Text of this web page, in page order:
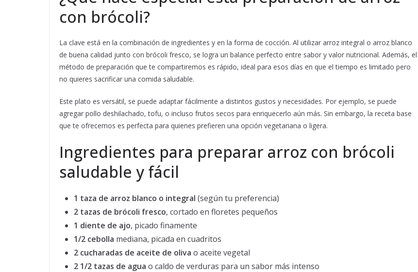
con brócoli?
La clave está en la combinación de ingredientes y en la forma de cocción. Al utilizar arroz integral o arroz blanco
de buena calidad junto con brócoli fresco, se logra un balance perfecto entre sabor y valor nutricional. Además, el
método de preparación que te compartiremos es rápido, ideal para esos días en que el tiempo es limitado pero
no quieres sacrificar una comida saludable.
Este plato es versátil, se puede adaptar fácilmente a distintos gustos y necesidades. Por ejemplo, se puede
agregar pollo deshilachado, tofu, o incluso frutos secos para enriquecerlo aún más. Sin embargo, la receta base
que te ofrecemos es perfecta para quienes prefieren una opción vegetariana o ligera.
Ingredientes para preparar arroz con brócoli
saludable y fácil
1 taza de arroz blanco o integral (según tu preferencia)
2 tazas de brócoli fresco, cortado en floretes pequeños
1 diente de ajo, picado finamente
1/2 cebolla mediana, picada en cuadritos
2 cucharadas de aceite de oliva o aceite vegetal
2 1/2 tazas de agua o caldo de verduras para un sabor más intenso